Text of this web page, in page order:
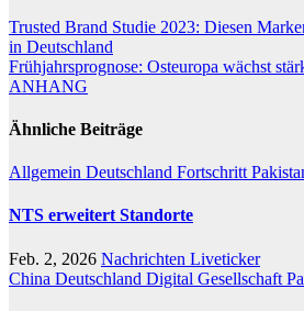
Beitragsnavigation
Trusted Brand Studie 2023: Diesen
in Deutschland
Frühjahrsprognose: Osteuropa wächst
ANHANG
Ähnliche Beiträge
Allgemein Deutschland Fortschritt
NTS erweitert Standorte
Feb. 2, 2026 Nachrichten Liveticker
China Deutschland Digital Gesellschaft